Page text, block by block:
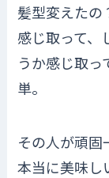
髪型変えたの
感じ取って、
うか感じ取
単。
その人が頑固
本当に美味し